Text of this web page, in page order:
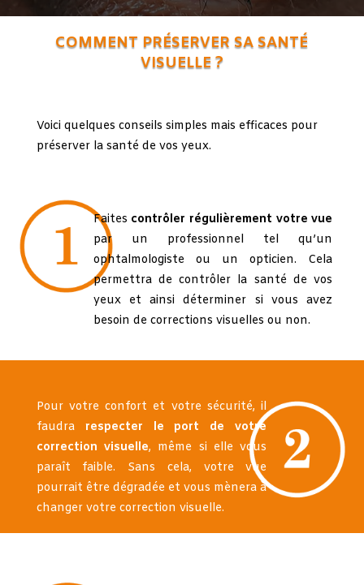
COMMENT PRÉSERVER SA SANTÉ
VISUELLE ?
Voici quelques conseils simples mais efficaces pour
préserver la santé de vos yeux.
Faites contrôler régulièrement votre vue
par un professionnel tel qu’un
ophtalmologiste ou un opticien. Cela
permettra de contrôler la santé de vos
yeux et ainsi déterminer si vous avez
besoin de corrections visuelles ou non.
Pour votre confort et votre sécurité, il
faudra respecter le port de votre
correction visuelle, même si elle vous
paraît faible. Sans cela, votre vue
pourrait être dégradée et vous mènera à
changer votre correction visuelle.